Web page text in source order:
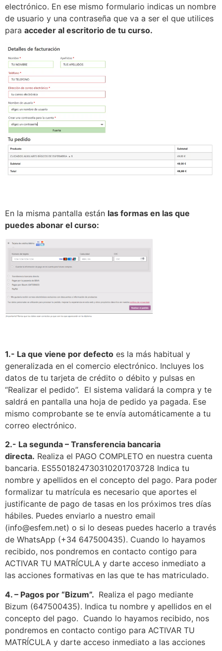
electrónico. En ese mismo formulario indicas un nombre
de usuario y una contraseña que va a ser el que utilices
para acceder al escritorio de tu curso.
En la misma pantalla están las formas en las que
puedes abonar el curso:
1.- La que viene por defecto es la más habitual y
generalizada en el comercio electrónico. Incluyes los
datos de tu tarjeta de crédito o débito y pulsas en
“Realizar el pedido”. El sistema validará la compra y te
saldrá en pantalla una hoja de pedido ya pagada. Ese
mismo comprobante se te envía automáticamente a tu
correo electrónico.
2.- La segunda – Transferencia bancaria
directa. Realiza el PAGO COMPLETO en nuestra cuenta
bancaria. ES5501824730310201703728 Indica tu
nombre y apellidos en el concepto del pago. Para poder
formalizar tu matrícula es necesario que aportes el
justificante de pago de tasas en los próximos tres días
hábiles. Puedes enviarlo a nuestro email
(info@esfem.net) o si lo deseas puedes hacerlo a través
de WhatsApp (+34 647500435). Cuando lo hayamos
recibido, nos pondremos en contacto contigo para
ACTIVAR TU MATRÍCULA y darte acceso inmediato a
las acciones formativas en las que te has matriculado.
4. – Pagos por “Bizum”. Realiza el pago mediante
Bizum (647500435). Indica tu nombre y apellidos en el
concepto del pago. Cuando lo hayamos recibido, nos
pondremos en contacto contigo para ACTIVAR TU
MATRÍCULA y darte acceso inmediato a las acciones